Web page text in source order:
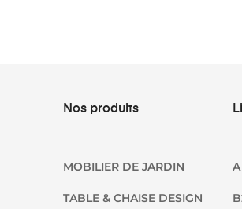
Nos produits
MOBILIER DE JARDIN
TABLE & CHAISE DESIGN